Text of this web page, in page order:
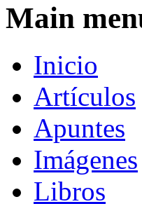
Main
Inicio
Artículos
Apuntes
Imágenes
Libros